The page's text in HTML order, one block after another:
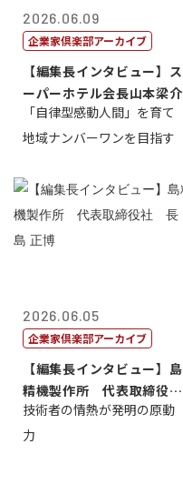
2026.06.09
企業家倶楽部アーカイブ
【編集長インタビュー】ス
ーパーホテル会長山本梁介
「自律型感動人間」を育て
地域ナンバーワンを目指す
2026.06.05
企業家倶楽部アーカイブ
【編集長インタビュー】島
精機製作所 代表取締役
社 長 島 正...
技術者の情熱が発明の原動
力